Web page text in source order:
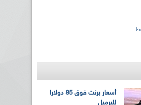
أسعار برنت فوق 85 دولارا
للبرميل